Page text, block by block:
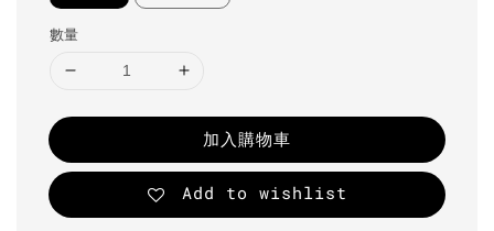
數量
加入購物車
Add to wishlist